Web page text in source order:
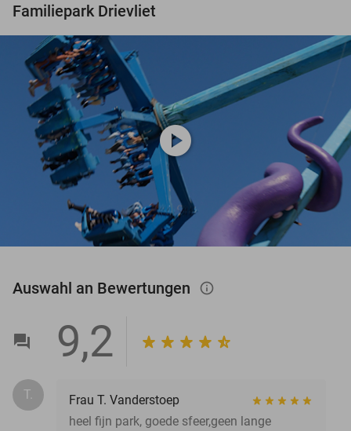
Familiepark Drievliet
play_circle
Auswahl an Bewertungen info_outlined
9,2
T.
Frau T. Vanderstoep
heel fijn park, goede sfeer,geen lange